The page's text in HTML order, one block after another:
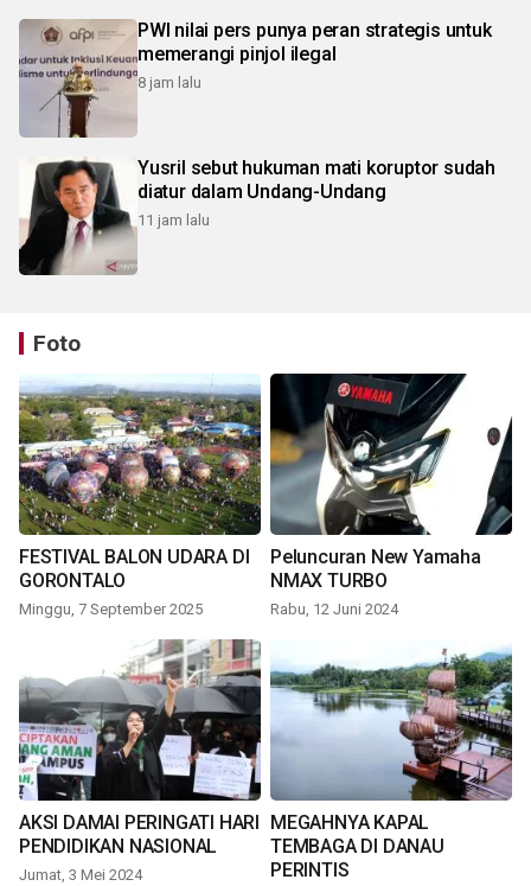
PWI nilai pers punya peran strategis untuk
memerangi pinjol ilegal
8 jam lalu
Yusril sebut hukuman mati koruptor sudah
diatur dalam Undang-Undang
11 jam lalu
Foto
FESTIVAL BALON UDARA DI
GORONTALO
Minggu, 7 September 2025
Peluncuran New Yamaha
NMAX TURBO
Rabu, 12 Juni 2024
AKSI DAMAI PERINGATI HARI
PENDIDIKAN NASIONAL
Jumat, 3 Mei 2024
MEGAHNYA KAPAL
TEMBAGA DI DANAU
PERINTIS